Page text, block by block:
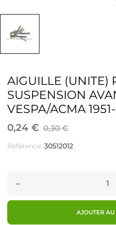
AIGUILLE (UNITE)
SUSPENSION
VESPA/ACMA
0,24 € 0,30 €
Référence: 30512012
–
AJOUTER